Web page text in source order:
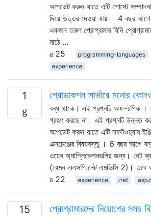
আপডেট করুন যাতে এটি পোস্টে
দিয়ে উত্তর দেওয়া যায় । 4 বছর
একজন তরুণ প্রোগ্রামার যিনি
মাঠে …
25
programming-languages
experience
1 প্রোডাকশন সার্ভারে মনোর
বন্ধ থাকে। এই প্রশ্নটি অফ-টপিক ।
গ্রহণ করছে না। এই প্রশ্নটি উন্নত
আপডেট করুন যাতে এটি সফটওয়্যার
এক্সচেঞ্জের বিষয়বস্তু । 6 বছর আগে
ওয়েব অ্যাপ্লিকেশনগুলির জন্য। নেট
(যেমন এএসপি.নেট এমভিসি 2)। তবে
22
experience .net
15
প্রোগ্রামারদের নিয়োগের সময়